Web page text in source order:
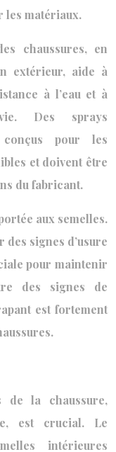
les matériaux.
chaussures, en
extérieur, aide à
à l’eau et à
Des sprays
conçus pour les
et doivent être
du fabricant.
aux semelles.
signes d’usure
pour maintenir
des signes de
est fortement
de la chaussure,
est crucial. Le
intérieures